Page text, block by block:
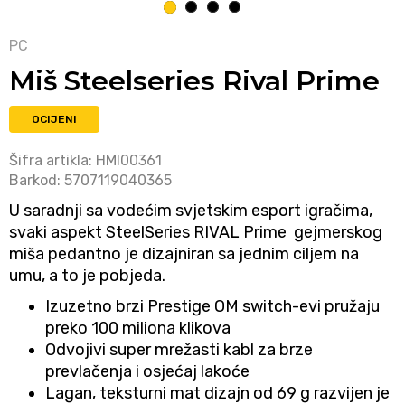
1 2 3 4
PC
Miš Steelseries Rival Prime
OCIJENI
Šifra artikla: HMI00361
Barkod: 5707119040365
U saradnji sa vodećim svjetskim esport igračima,
svaki aspekt SteelSeries RIVAL Prime gejmerskog
miša pedantno je dizajniran sa jednim ciljem na
umu, a to je pobjeda.
Izuzetno brzi Prestige OM switch-evi pružaju
preko 100 miliona klikova
Odvojivi super mrežasti kabl za brze
prevlačenja i osjećaj lakoće
Lagan, teksturni mat dizajn od 69 g razvijen je